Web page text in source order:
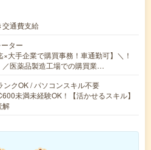
交通費支給
ター
×大手企業で購買事務！車通勤可】＼！
／医薬品製造工場での購買業…
ンクOK / パソコンスキル不要
未満未経験OK！【活かせるスキル】
解